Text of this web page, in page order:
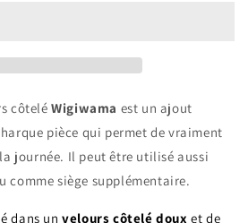
côteléWigiwama est un ajout
pièce qui permet de vraiment
journée. Il peut être utilisé aussi
comme siège supplémentaire.
dans un velours côtelé doux et de